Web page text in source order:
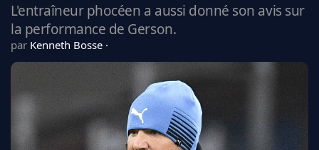
MERCATO
PSG
LIGUE 1
REAL MADRID
FC BARCELONE
L'entraîneur phocéen a aussi donné son avis sur
la performance de Gerson.
par Kenneth Bosse